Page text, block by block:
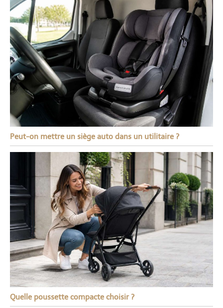
Peut-on mettre un siège auto dans un utilitaire ?
Quelle poussette compacte choisir ?